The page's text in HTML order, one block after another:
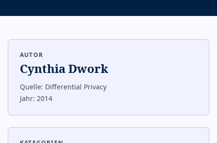
AUTOR
Cynthia Dwork
Quelle: Differential Privacy
Jahr: 2014